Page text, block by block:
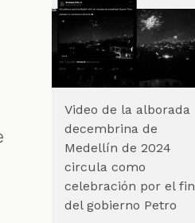
Video de la alborada
decembrina de
Medellín de 2024
circula como
celebración por el fin
del gobierno Petro